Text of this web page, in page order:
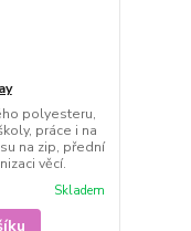
polyesteru,
práce i na
na zip, přední
věcí.
Skladem